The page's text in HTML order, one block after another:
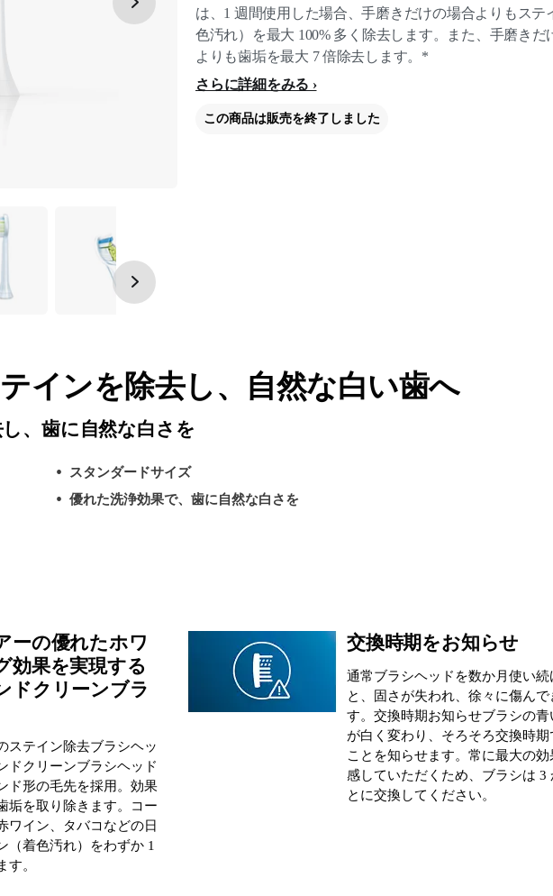
は、1 週間使用した場合、手磨きだけの場合よりもステ
色汚れ）を最大 100% 多く除去します。また、手磨きだ
よりも歯垢を最大 7 倍除去します。*
さらに詳細をみる
この商品は販売を終了しました
インを除去し、自然な白い歯へ
、歯に自然な白さを
スタンダードサイズ
優れた洗浄効果で、歯に自然な白さを
ーの優れたホワ
効果を実現する
ドクリーンブラ
ステイン除去ブラシヘッ
ドクリーンブラシヘッド
ド形の毛先を採用。効果
垢を取り除きます。コー
ワイン、タバコなどの日
（着色汚れ）をわずか 1
す。
交換時期をお知らせ
通常ブラシヘッドを数か月使い続
と、固さが失われ、徐々に傷んで
す。交換時期お知らせブラシの青
が白く変わり、そろそろ交換時期
ことを知らせます。常に最大の効
感していただくため、ブラシは 3
とに交換してください。